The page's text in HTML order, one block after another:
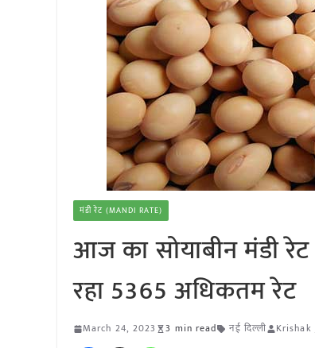
मंडी रेट (MANDI RATE)
आज का सोयाबीन मंडी
रहा 5365 अधिकतम रेट
March 24, 2023 3 min read नई दिल्ली Krishak